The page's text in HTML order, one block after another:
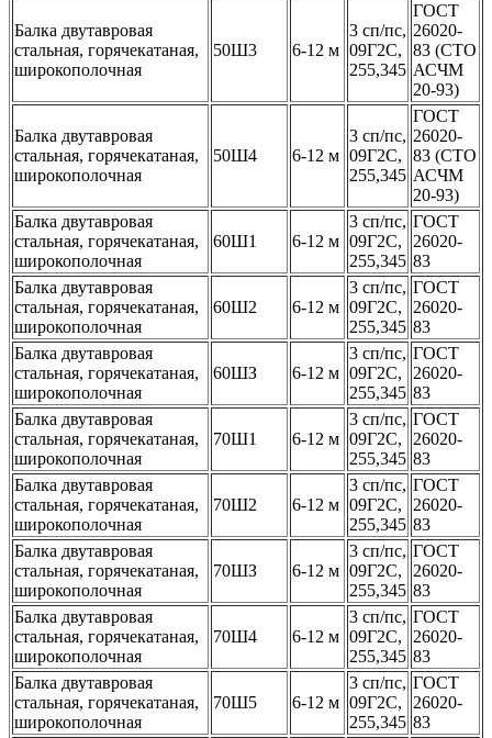
Балка двутавровая
стальная, горячекатаная,
широкополочная
50Ш3 6-12 м
3 сп/пс,
09Г2С,
255,345
ГОСТ
26020-
83 (СТО
АСЧМ
20-93)
Балка двутавровая
стальная, горячекатаная,
широкополочная
50Ш4 6-12 м
3 сп/пс,
09Г2С,
255,345
ГОСТ
26020-
83 (СТО
АСЧМ
20-93)
Балка двутавровая
стальная, горячекатаная,
широкополочная
60Ш1 6-12 м
3 сп/пс,
09Г2С,
255,345
ГОСТ
26020-
83
Балка двутавровая
стальная, горячекатаная,
широкополочная
60Ш2 6-12 м
3 сп/пс,
09Г2С,
255,345
ГОСТ
26020-
83
Балка двутавровая
стальная, горячекатаная,
широкополочная
60ШЗ 6-12 м
3 сп/пс,
09Г2С,
255,345
ГОСТ
26020-
83
Балка двутавровая
стальная, горячекатаная,
широкополочная
70Ш1 6-12 м
3 сп/пс,
09Г2С,
255,345
ГОСТ
26020-
83
Балка двутавровая
стальная, горячекатаная,
широкополочная
70Ш2 6-12 м
3 сп/пс,
09Г2С,
255,345
ГОСТ
26020-
83
Балка двутавровая
стальная, горячекатаная,
широкополочная
70ШЗ 6-12 м
3 сп/пс,
09Г2С,
255,345
ГОСТ
26020-
83
Балка двутавровая
стальная, горячекатаная,
широкополочная
70Ш4 6-12 м
3 сп/пс,
09Г2С,
255,345
ГОСТ
26020-
83
Балка двутавровая
стальная, горячекатаная,
широкополочная
70Ш5 6-12 м
3 сп/пс,
09Г2С,
255,345
ГОСТ
26020-
83